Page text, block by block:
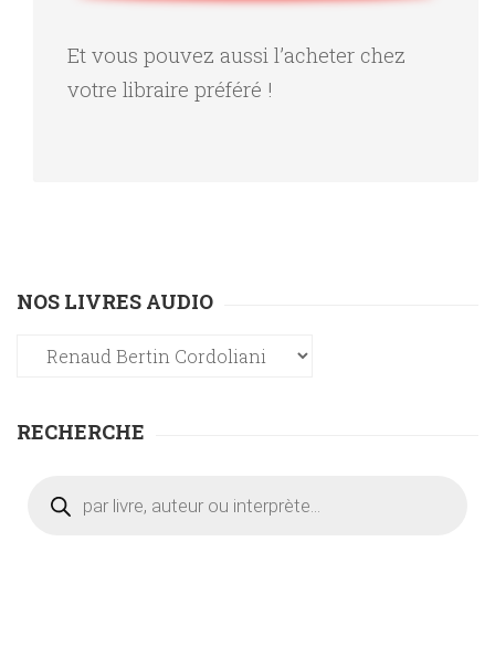
Et vous pouvez aussi l’acheter chez
votre libraire préféré !
NOS LIVRES AUDIO
RECHERCHE
produits